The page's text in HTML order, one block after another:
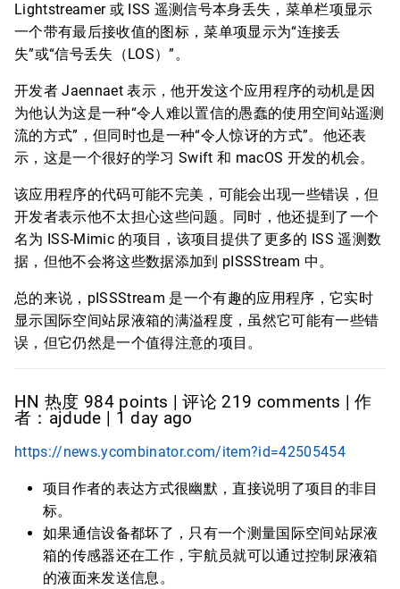
Lightstreamer 或 ISS 遥测信号本身丢失，菜单栏项显示
一个带有最后接收值的图标，菜单项显示为“连接丢
失”或“信号丢失（LOS）”。
开发者 Jaennaet 表示，他开发这个应用程序的动机是因
为他认为这是一种“令人难以置信的愚蠢的使用空间站遥测
流的方式”，但同时也是一种“令人惊讶的方式”。他还表
示，这是一个很好的学习 Swift 和 macOS 开发的机会。
该应用程序的代码可能不完美，可能会出现一些错误，但
开发者表示他不太担心这些问题。同时，他还提到了一个
名为 ISS-Mimic 的项目，该项目提供了更多的 ISS 遥测数
据，但他不会将这些数据添加到 pISSStream 中。
总的来说，pISSStream 是一个有趣的应用程序，它实时
显示国际空间站尿液箱的满溢程度，虽然它可能有一些错
误，但它仍然是一个值得注意的项目。
HN 热度 984 points | 评论 219 comments | 作
者：ajdude | 1 day ago
https://news.ycombinator.com/item?id=42505454
项目作者的表达方式很幽默，直接说明了项目的非目
标。
如果通信设备都坏了，只有一个测量国际空间站尿液
箱的传感器还在工作，宇航员就可以通过控制尿液箱
的液面来发送信息。